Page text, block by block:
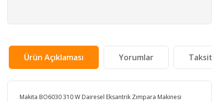
Ürün Açıklaması Yorumlar Taksit
Makita BO6030 310 W Dairesel Eksantrik Zımpara Makinesi